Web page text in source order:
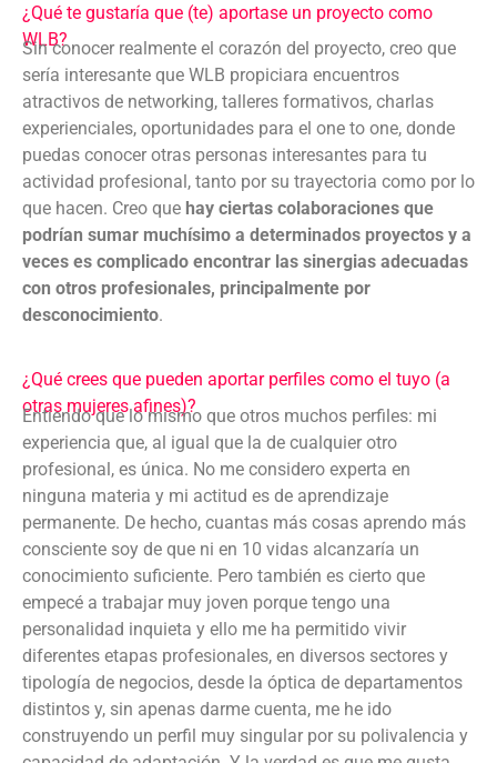
¿Qué te gustaría que (te) aportase un proyecto como
WLB?
Sin conocer realmente el corazón del proyecto, creo que
sería interesante que WLB propiciara encuentros
atractivos de networking, talleres formativos, charlas
experienciales, oportunidades para el one to one, donde
puedas conocer otras personas interesantes para tu
actividad profesional, tanto por su trayectoria como por lo
que hacen. Creo que hay ciertas colaboraciones que
podrían sumar muchísimo a determinados proyectos y a
veces es complicado encontrar las sinergias adecuadas
con otros profesionales, principalmente por
desconocimiento.
¿Qué crees que pueden aportar perfiles como el tuyo (a
otras mujeres afines)?
Entiendo que lo mismo que otros muchos perfiles: mi
experiencia que, al igual que la de cualquier otro
profesional, es única. No me considero experta en
ninguna materia y mi actitud es de aprendizaje
permanente. De hecho, cuantas más cosas aprendo más
consciente soy de que ni en 10 vidas alcanzaría un
conocimiento suficiente. Pero también es cierto que
empecé a trabajar muy joven porque tengo una
personalidad inquieta y ello me ha permitido vivir
diferentes etapas profesionales, en diversos sectores y
tipología de negocios, desde la óptica de departamentos
distintos y, sin apenas darme cuenta, me he ido
construyendo un perfil muy singular por su polivalencia y